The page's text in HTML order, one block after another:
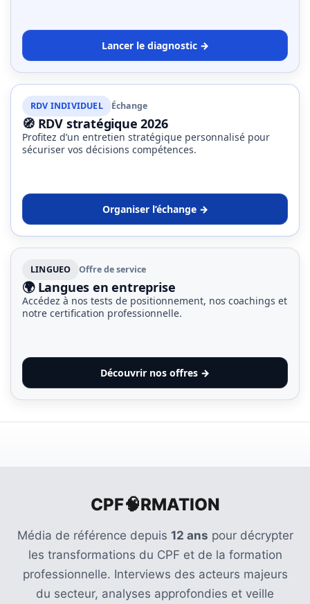
Lancer le diagnostic →
RDV INDIVIDUEL Échange
🧭 RDV stratégique 2026
Profitez d’un entretien stratégique personnalisé pour
sécuriser vos décisions compétences.
Organiser l’échange →
LINGUEO Offre de service
🌍 Langues en entreprise
Accédez à nos tests de positionnement, nos coachings et
notre certification professionnelle.
Découvrir nos offres →
CPF🧠RMATION
Média de référence depuis 12 ans pour décrypter
les transformations du CPF et de la formation
professionnelle. Interviews des acteurs majeurs
du secteur, analyses approfondies et veille